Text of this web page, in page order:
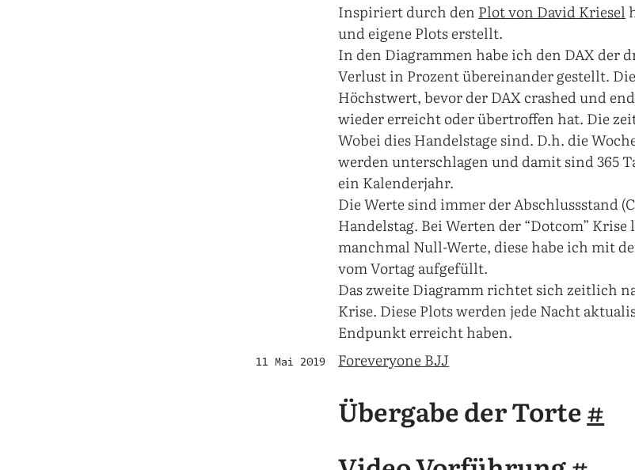
Inspiriert durch den Plot von David Kriesel
und eigene Plots erstellt.
In den Diagrammen habe ich den DAX der
Verlust in Prozent übereinander gestellt.
Höchstwert, bevor der DAX crashed und
wieder erreicht oder übertroffen hat. Die
Wobei dies Handelstage sind. D.h. die
werden unterschlagen und damit sind 365
ein Kalenderjahr.
Die Werte sind immer der Abschlussstand
Handelstag. Bei Werten der “Dotcom”
manchmal Null-Werte, diese habe ich mit
vom Vortag aufgefüllt.
Das zweite Diagramm richtet sich zeitlich
Krise. Diese Plots werden jede Nacht
Endpunkt erreicht haben.
11 Mai 2019 Foreveryone BJJ
Übergabe der Torte#